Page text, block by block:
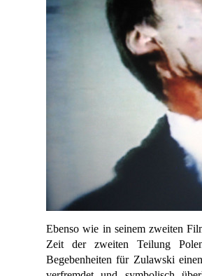
Ebenso wie in seinem zweiten
Zeit der zweiten Teilung
Begebenheiten für Zulawski